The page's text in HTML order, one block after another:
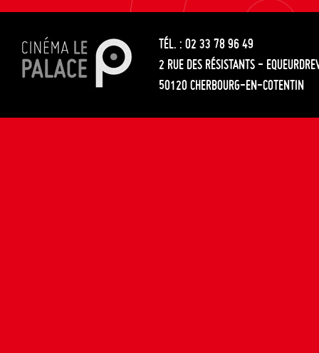
les
articles
entre
les
articles
TÉL. : 02 33 78 96 49
2 RUE DES RÉSISTANTS -
50120 CHERBOURG-EN-COTENTIN